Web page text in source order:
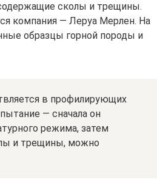
сколы и трещины.
компания — Леруа Мерлен. На
образцы горной породы и
в профилирующих
— сначала он
режима, затем
и трещины, можно